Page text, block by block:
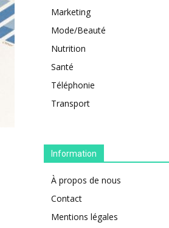
Marketing
Mode/Beauté
Nutrition
Santé
Téléphonie
Transport
Information
À propos de nous
Contact
Mentions légales